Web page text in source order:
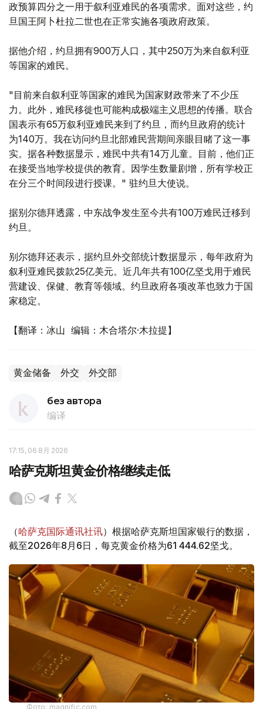
政预算四分之一用于叙利亚难民的各项需求。面对这些，约
旦国王阿卜杜拉二世也在正常实施各项政府政策。
据他介绍，约旦拥有900万人口，其中250万为来自叙利亚
等国家的难民。
"目前来自叙利亚等国家的难民为国家财政带来了不少压
力。此外，难民移徙也可能构成极端主义思想的传播。联合
国表示有65万叙利亚难民来到了约旦，而约旦政府的统计
为140万。我在访问约旦北部难民营期间亲眼目睹了这一事
实。据各种数据显示，难民中共有14万儿童。目前，他们正
在接受当地学校提供的教育。因学生数量剧增，所有学校正
在分三个时间段进行授课。" 驻约旦大使说。
据别尔德拜透露，中东战争发生至今共有100万难民迁移到
约旦。
别尔德拜还表示，据约旦外交部统计数据显示，每年政府为
叙利亚难民拨款25亿美元。近几年共有100亿坚戈用于难民
营建设、保健、教育等领域。约旦政府各项改革也致力于国
家稳定。
【翻译：冰山 编辑：木合塔尔·木拉提】
黄金储备 外交 外交部
без автора
编译
17:15, 06 8月 2026
哈萨克斯坦黄金价格继续走低
（哈萨克国际通讯社讯）根据哈萨克斯坦国家银行的数据，
截至2026年8月6日，每克黄金价格为61 444.62坚戈。
Фото: magnific.com